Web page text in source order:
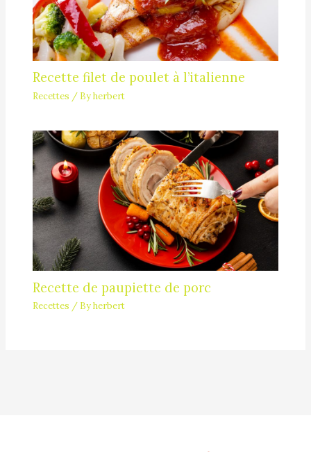
Recette filet de poulet à l’italienne
Recettes / Byherbert
Recette de paupiette de porc
Recettes / Byherbert